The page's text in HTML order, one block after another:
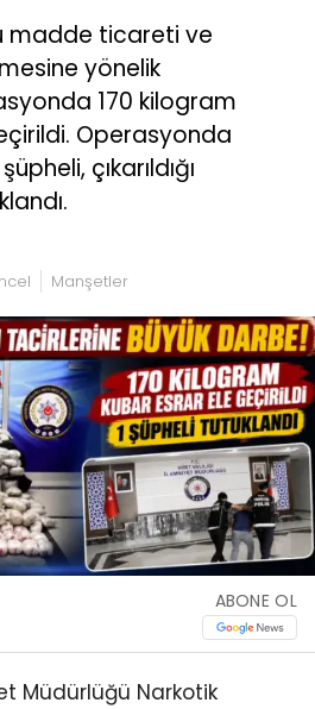
madde ticareti ve
yönelik
170 kilogram
Operasyonda
çıkarıldığı
Manşetler
ABONE OL
Müdürlüğü Narkotik